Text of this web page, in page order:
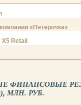
«Пятерочка»
Retail
ФИНАНСОВЫЕ
МЛН. РУБ.